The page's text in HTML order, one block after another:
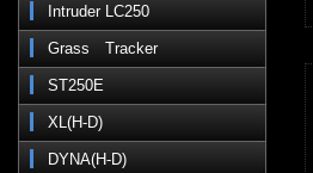
Intruder LC250
Grass Tracker
ST250E
XL(H-D)
DYNA(H-D)